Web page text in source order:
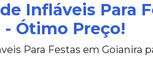
Infláveis Para
- Ótimo Preço!
Para Festas em Goianira